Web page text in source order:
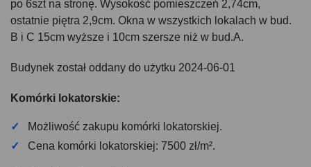
po 6szt na stronę. Wysokość pomieszczeń 2,74cm,
ostatnie piętra 2,9cm. Okna w wszystkich lokalach w bud.
B i C 15cm wyższe i 10cm szersze niż w bud.A.
Budynek został oddany do użytku 2024-06-01
Komórki lokatorskie:
Możliwość zakupu komórki lokatorskiej.
Cena komórki lokatorskiej: 7500 zł/m².